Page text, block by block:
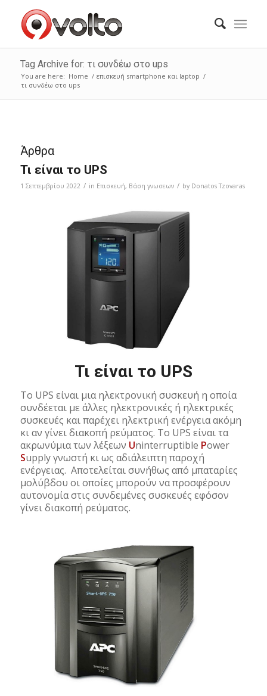
Tag Archive for: τι συνδέω στο ups
You are here: Home / επισκευή smartphone και laptop /
τι συνδέω στο ups
Άρθρα
Τι είναι το UPS
1 Σεπτεμβρίου 2022 / in Επισκευή, Bάση γνωσεων / by Donatos Tzovaras
Τι είναι το UPS
Το UPS είναι μια ηλεκτρονική συσκευή η οποία
συνδέεται με άλλες ηλεκτρονικές ή ηλεκτρικές
συσκευές και παρέχει ηλεκτρική ενέργεια ακόμη
κι αν γίνει διακοπή ρεύματος. Το UPS είναι τα
ακρωνύμια των λέξεων Uninterruptible Power
Supply γνωστή κι ως αδιάλειπτη παροχή
ενέργειας. Αποτελείται συνήθως από μπαταρίες
μολύβδου οι οποίες μπορούν να προσφέρουν
αυτονομία στις συνδεμένες συσκευές εφόσον
γίνει διακοπή ρεύματος.